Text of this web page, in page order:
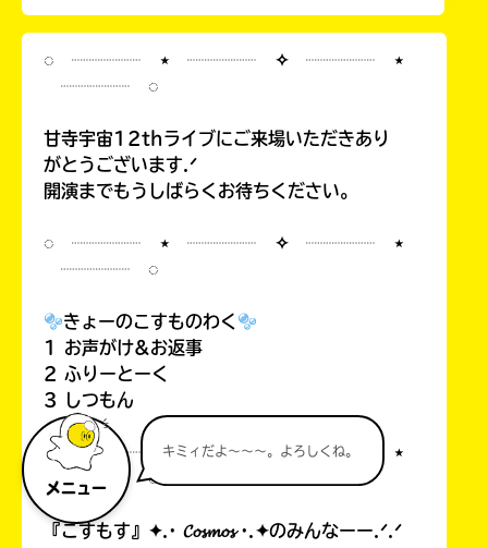
メニュー
キミィだよ～～～。よろしくね。
◌ ┈┈┈┈ ⋆ ┈┈┈┈ ✧ ┈┈┈┈ ⋆
┈┈┈┈ ◌
甘寺宇宙12thライブにご来場いただきあり
がとうございます.ᐟ
開演までもうしばらくお待ちください。
◌ ┈┈┈┈ ⋆ ┈┈┈┈ ✧ ┈┈┈┈ ⋆
┈┈┈┈ ◌
きょーのこすものわく
1 お声がけ&お返事
2 ふりーとーく
3 しつもん
◌ ┈┈┈┈ ⋆ ┈┈┈┈ ✧ ┈┈┈┈ ⋆
┈┈┈┈ ◌
『こすもす』✦.· 𝓒𝓸𝓼𝓶𝓸𝓼 ·.✦のみんなーー.ᐟ.ᐟ